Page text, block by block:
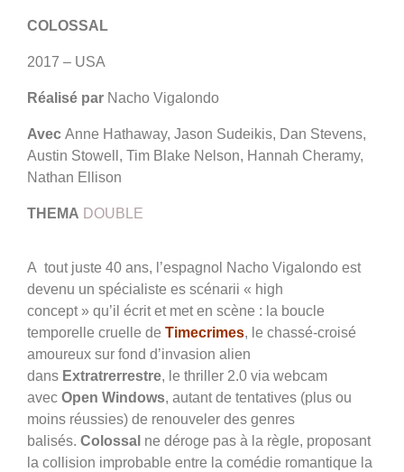
COLOSSAL
2017 – USA
Réalisé par Nacho Vigalondo
Avec Anne Hathaway, Jason Sudeikis, Dan Stevens,
Austin Stowell, Tim Blake Nelson, Hannah Cheramy,
Nathan Ellison
THEMA DOUBLE
A tout juste 40 ans, l’espagnol Nacho Vigalondo est
devenu un spécialiste es scénarii « high
concept » qu’il écrit et met en scène : la boucle
temporelle cruelle de Timecrimes, le chassé-croisé
amoureux sur fond d’invasion alien
dans Extratrerrestre, le thriller 2.0 via webcam
avec Open Windows, autant de tentatives (plus ou
moins réussies) de renouveler des genres
balisés. Colossal ne déroge pas à la règle, proposant
la collision improbable entre la comédie romantique la